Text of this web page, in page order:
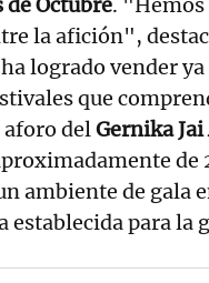
la afición",
logrado vender
que
aforo delGernika
de
ambiente de gala
establecida para la